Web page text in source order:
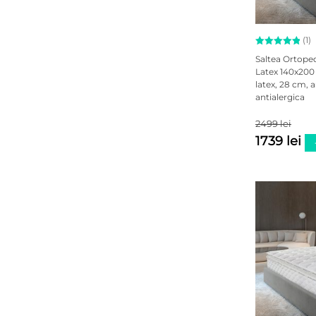
Evaluat la
5.00
din 5 pe
baza unei
singure
(1)
Saltea
Latex
latex, 28 cm,
antialergica
2499 lei
1739 lei